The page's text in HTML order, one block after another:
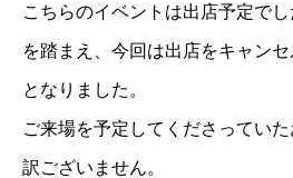
こちらのイベントは出店予定で
を踏まえ、今回は出店をキャン
となりました。
ご来場を予定してくださってい
訳ございません。